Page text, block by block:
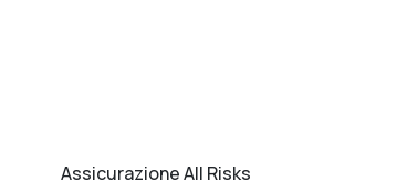
Assicurazione All Risks